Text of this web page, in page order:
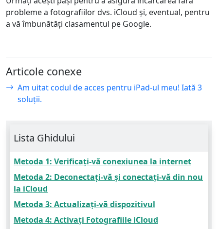
Lista Ghidului
Metoda 1: Verificați-vă conexiunea la internet
Metoda 2: Deconectați-vă și conectați-vă din nou
la iCloud
Metoda 3: Actualizați-vă dispozitivul
Metoda 4: Activați Fotografiile iCloud
probleme a fotografiilor dvs. iCloud și, eventual, pentru
a vă îmbunătăți clasamentul pe Google.
Articole conexe
Am uitat codul de acces pentru iPad-ul meu! Iată 3
soluții.